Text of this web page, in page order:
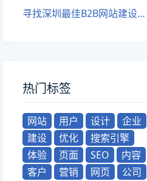
寻找深圳最佳B2B网站建设公司
热门标签
网站 用户 设计
企业
建设
优化
搜索引擎
体验
页面 SEO
内容
客户
营销 网页
公司